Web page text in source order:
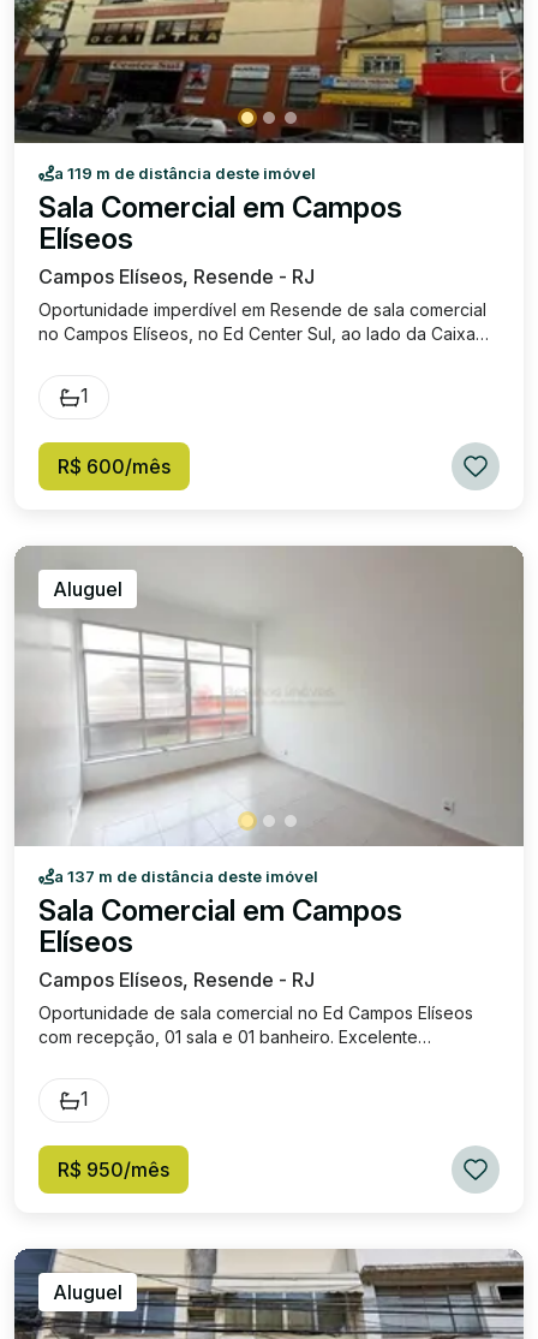
a 119 m de distância deste imóvel
Sala Comercial em Campos
Elíseos
Campos Elíseos, Resende - RJ
Oportunidade imperdível em Resende de sala comercial
no Campos Elíseos, no Ed Center Sul, ao lado da Caixa
negócio crescer. Sala ampla com banheiro. Entre em
contato com Roberta Imóveis e agende sua visita. Será
condomínio: R$ 421,15.
1
R$ 600/mês
Aluguel
a 137 m de distância deste imóvel
Sala Comercial em Campos
Elíseos
Campos Elíseos, Resende - RJ
Oportunidade de sala comercial no Ed Campos Elíseos
com recepção, 01 sala e 01 banheiro. Excelente
950,00, condomínio: R$ 348,00 (Aproximadamente),
IPTU: R$ 29,00
1
R$ 950/mês
Aluguel